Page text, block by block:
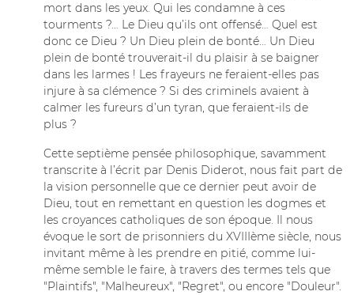
mort dans les yeux. Qui les condamne à ces
tourments ?… Le Dieu qu’ils ont offensé… Quel est
donc ce Dieu ? Un Dieu plein de bonté… Un Dieu
plein de bonté trouverait-il du plaisir à se baigner
dans les larmes ! Les frayeurs ne feraient-elles pas
injure à sa clémence ? Si des criminels avaient à
calmer les fureurs d’un tyran, que feraient-ils de
plus ?
Cette septième pensée philosophique, savamment
transcrite à l’écrit par Denis Diderot, nous fait part de
la vision personnelle que ce dernier peut avoir de
Dieu, tout en remettant en question les dogmes et
les croyances catholiques de son époque. Il nous
évoque le sort de prisonniers du XVIIIème siècle, nous
invitant même à les prendre en pitié, comme lui-
même semble le faire, à travers des termes tels que
"Plaintifs", "Malheureux", "Regret", ou encore "Douleur".